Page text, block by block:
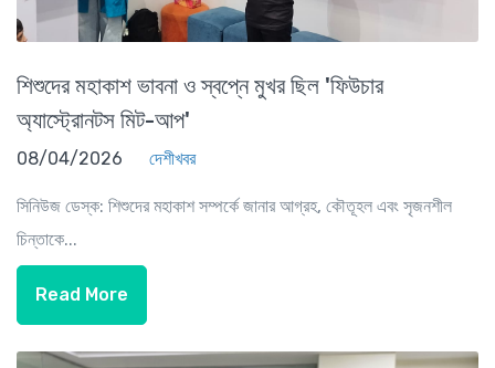
শিশুদের মহাকাশ ভাবনা ও স্বপ্নে মুখর ছিল 'ফিউচার
অ্যাস্ট্রোনটস মিট-আপ'
08/04/2026 দেশীখবর
সিনিউজ ডেস্ক: শিশুদের মহাকাশ সম্পর্কে জানার আগ্রহ, কৌতূহল এবং সৃজনশীল
চিন্তাকে...
Read More